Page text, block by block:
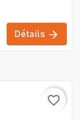
Détails
favorite_border